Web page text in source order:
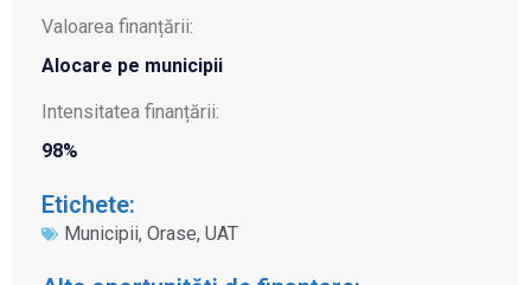
Valoarea finanțării:
Alocare pe municipii
Intensitatea finanțării:
98%
Etichete:
Municipii, Orase, UAT